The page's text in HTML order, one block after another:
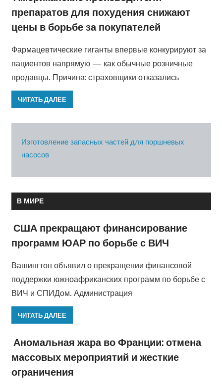
препаратов для похудения снижают
цены в борьбе за покупателей
Фармацевтические гиганты впервые конкурируют за
пациентов напрямую — как обычные розничные
продавцы. Причина: страховщики отказались
ЧИТАТЬ ДАЛЕЕ
Изготовление запасных частей для поршневых
насосов
В МИРЕ
США прекращают финансирование
программ ЮАР по борьбе с ВИЧ
Вашингтон объявил о прекращении финансовой
поддержки южноафриканских программ по борьбе с
ВИЧ и СПИДом. Администрация
ЧИТАТЬ ДАЛЕЕ
Аномальная жара во Франции: отмена
массовых мероприятий и жесткие
ограничения